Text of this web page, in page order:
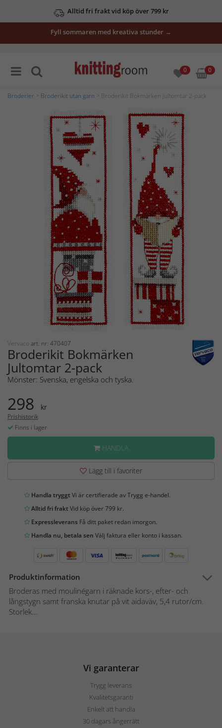
Alltid fri frakt vid köp över 799 kr
Fyll sommaren med kreativa stunder →
0 0
Broderier Broderikit utan garn > Broderikit Bokmärken Jultomtar 2-pack
Vervaco art. nr: 470407
Broderikit Bokmärken
Jultomtar 2-pack
Mönster: Svenska, engelska och tyska.
298 kr
Prishistorik
Finns i lager
HANDLA
Lägg till i favoriter
Handla tryggtVi är certifierade av Trygg e-handel.
Alltid fri fraktVid köp över 799 kr.
Expressleverans Få ditt paket redan imorgon.
Handla nu, betala sen Välj faktura eller konto i kassan.
Produktinformation
Broderas med moulinégarn i räknade kors-, efter- och
långstygn samt franska knutar på vit aidaväv, 5,4 rutor/cm.
Storlek...
Vi garanterar
Trygg leverans
Kvalitetsgaranti
Enkelt att handla
30 dagars ångerrätt